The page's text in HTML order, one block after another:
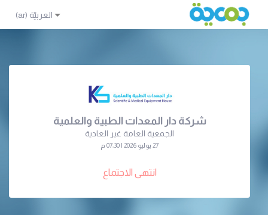
شركة دار المعدات الطبية والعلمية
الجمعية العامة غير العادية
27 يوليو 2026 | 07:30 م
انتهى الاجتماع